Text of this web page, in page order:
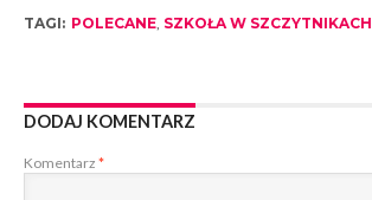
TAGI: POLECANE, SZKOŁA W SZCZYTNIKACH
DODAJ KOMENTARZ
Komentarz *